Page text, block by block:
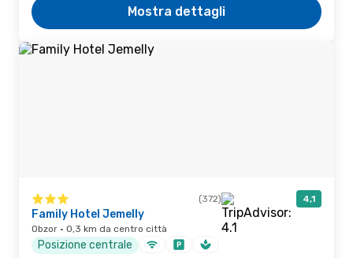
Mostra dettagli
(372) 4,1
Family Hotel Jemelly
Obzor · 0,3 km da centro città
Posizione centrale